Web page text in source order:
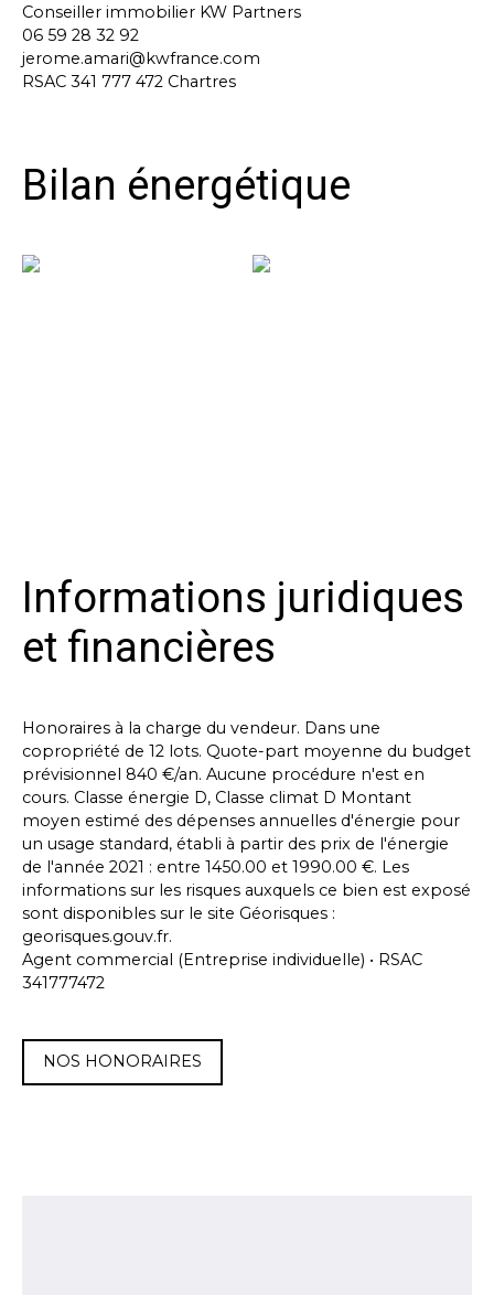
Conseiller immobilier KW Partners
06 59 28 32 92
jerome.amari@kwfrance.com
RSAC 341 777 472 Chartres
Bilan énergétique
Informations juridiques
et financières
Honoraires à la charge du vendeur. Dans une
copropriété de 12 lots. Quote-part moyenne du budget
prévisionnel 840 €/an. Aucune procédure n'est en
cours. Classe énergie D, Classe climat D Montant
moyen estimé des dépenses annuelles d'énergie pour
un usage standard, établi à partir des prix de l'énergie
de l'année 2021 : entre 1450.00 et 1990.00 €. Les
informations sur les risques auxquels ce bien est exposé
sont disponibles sur le site Géorisques :
georisques.gouv.fr.
Agent commercial (Entreprise individuelle) • RSAC
341777472
NOS HONORAIRES